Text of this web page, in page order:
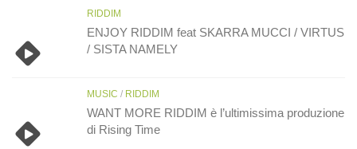
RIDDIM
ENJOY RIDDIM feat SKARRA MUCCI / VIRTUS
/ SISTA NAMELY
MUSIC / RIDDIM
WANT MORE RIDDIM è l’ultimissima produzione
di Rising Time